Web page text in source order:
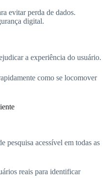
evitar perda de dados.
digital.
a experiência do usuário.
como se locomover
pesquisa acessível em todas as
reais para identificar